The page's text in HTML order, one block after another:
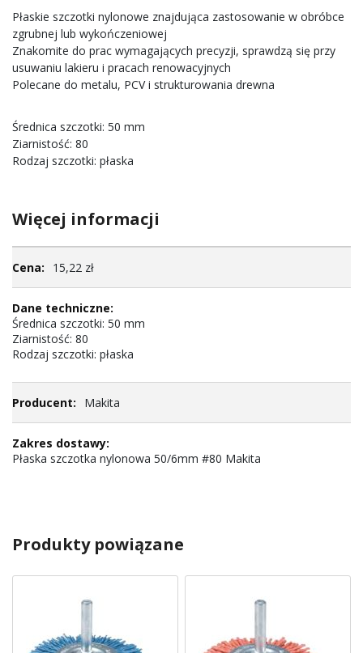
Płaskie szczotki nylonowe znajdująca zastosowanie w obróbce
zgrubnej lub wykończeniowej
Znakomite do prac wymagających precyzji, sprawdzą się przy
usuwaniu lakieru i pracach renowacyjnych
Polecane do metalu, PCV i strukturowania drewna
Średnica szczotki: 50 mm
Ziarnistość: 80
Rodzaj szczotki: płaska
Więcej informacji
informacji15,22 zł
Średnica szczotki: 50 mm
Ziarnistość: 80
Rodzaj szczotki: płaska
Makita
Płaska szczotka nylonowa 50/6mm #80 Makita
Produkty powiązane